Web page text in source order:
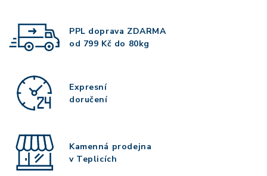
PPL doprava ZDARMA
od 799 Kč do 80kg
Expresní
doručení
Kamenná prodejna
v Teplicích